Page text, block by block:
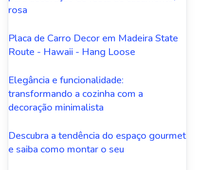
rosa
Placa de Carro Decor em Madeira State
Route - Hawaii - Hang Loose
Elegância e funcionalidade:
transformando a cozinha com a
decoração minimalista
Descubra a tendência do espaço gourmet
e saiba como montar o seu